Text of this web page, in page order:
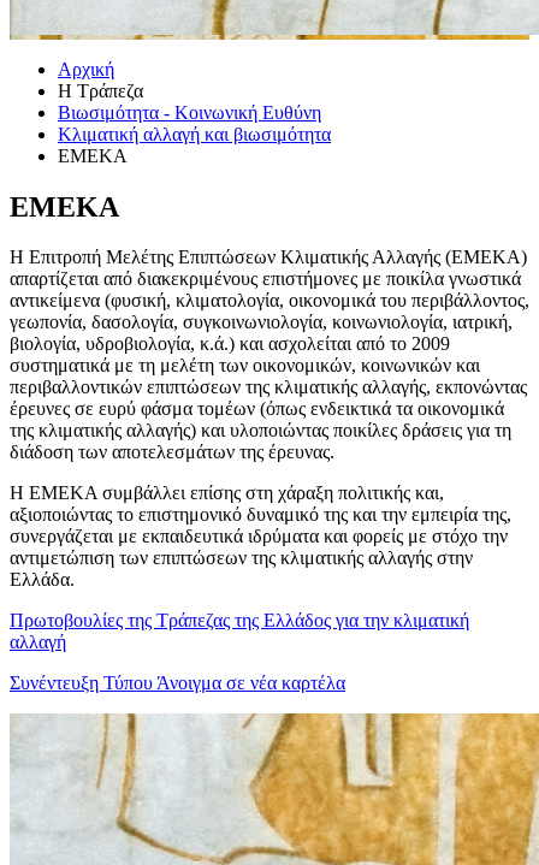
Αρχική
Η Τράπεζα
Βιωσιμότητα - Κοινωνική Ευθύνη
Κλιματική αλλαγή και βιωσιμότητα
ΕΜΕΚΑ
ΕΜΕΚΑ
Η Επιτροπή Μελέτης Επιπτώσεων Κλιματικής Αλλαγής (ΕΜΕΚΑ)
απαρτίζεται από διακεκριμένους επιστήμονες με ποικίλα γνωστικά
αντικείμενα (φυσική, κλιματολογία, οικονομικά του περιβάλλοντος,
γεωπονία, δασολογία, συγκοινωνιολογία, κοινωνιολογία, ιατρική,
βιολογία, υδροβιολογία, κ.ά.) και ασχολείται από το 2009
συστηματικά με τη μελέτη των οικονομικών, κοινωνικών και
περιβαλλοντικών επιπτώσεων της κλιματικής αλλαγής, εκπονώντας
έρευνες σε ευρύ φάσμα τομέων (όπως ενδεικτικά τα οικονομικά
της κλιματικής αλλαγής) και υλοποιώντας ποικίλες δράσεις για τη
διάδοση των αποτελεσμάτων της έρευνας.
Η ΕΜΕΚΑ συμβάλλει επίσης στη χάραξη πολιτικής και,
αξιοποιώντας το επιστημονικό δυναμικό της και την εμπειρία της,
συνεργάζεται με εκπαιδευτικά ιδρύματα και φορείς με στόχο την
αντιμετώπιση των επιπτώσεων της κλιματικής αλλαγής στην
Ελλάδα.
Πρωτοβουλίες της Τράπεζας της Ελλάδος για την κλιματική
αλλαγή
Συνέντευξη ΤύπουΆνοιγμα σε νέα καρτέλα